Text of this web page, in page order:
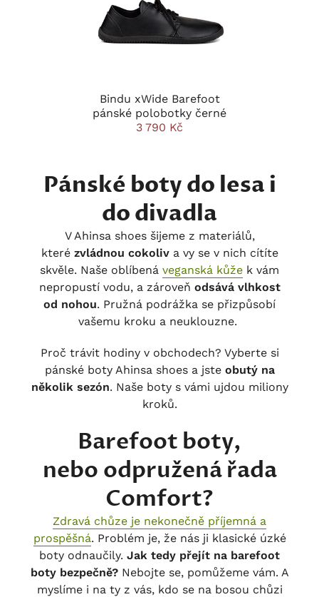
Bindu xWide Barefoot
pánské polobotky černé
3 790 Kč
Pánské boty do lesa i
do divadla
V Ahinsa shoes šijeme z materiálů,
které zvládnou cokoliva vy se v nich cítíte
skvěle. Naše oblíbená veganská kůže k vám
nepropustí vodu, a zároveň odsává vlhkost
od nohou. Pružná podrážka se přizpůsobí
vašemu kroku a neuklouzne.
Proč trávit hodiny v obchodech? Vyberte si
pánské boty Ahinsa shoes a jste obutý na
několik sezón. Naše boty s vámi ujdou miliony
kroků.
Barefoot boty,
nebo odpružená řada
Comfort?
Zdravá chůze je nekonečně příjemná a
prospěšná. Problém je, že nás ji klasické úzké
boty odnaučily. Jak tedy přejít na barefoot
boty bezpečně?Nebojte se, pomůžeme vám. A
myslíme i na ty z vás, kdo se na bosou chůzi